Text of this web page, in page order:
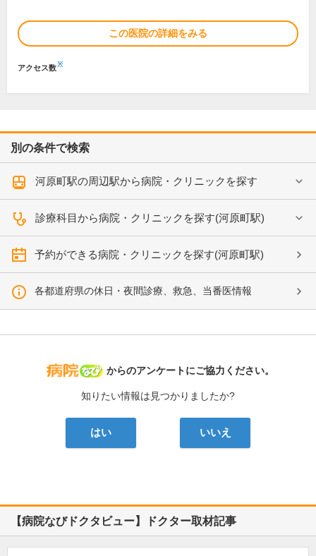
この医院の詳細をみる
アクセス数※
別の条件で検索
河原町駅の周辺駅から病院・クリニックを探す
診療科目から病院・クリニックを探す(河原町駅)
予約ができる病院・クリニックを探す(河原町駅)
各都道府県の休日・夜間診療、救急、当番医情報
病院なび
からのアンケートにご協力ください。
知りたい情報は見つかりましたか?
はい いいえ
【病院なびドクタビュー】ドクター取材記事